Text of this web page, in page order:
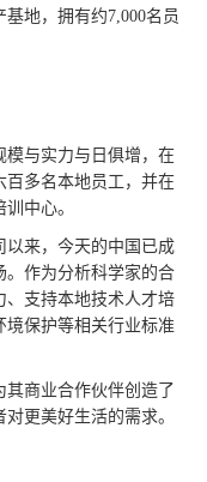
地，拥有约7,000名员
模与实力与日俱增，在
百多名本地员工，并在
中心。
以来，今天的中国已成
。作为分析科学家的合
、支持本地技术人才培
保护等相关行业标准
商业合作伙伴创造了
更美好生活的需求。